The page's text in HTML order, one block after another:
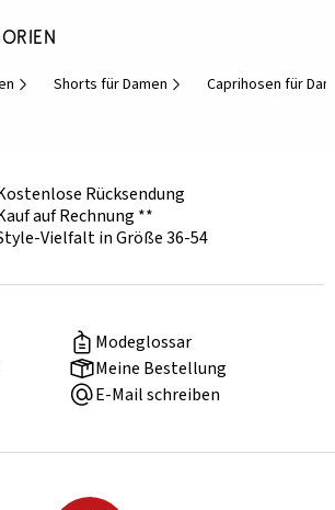
Shorts für Damen Caprihosen für
Rücksendung
auf Rechnung **
Vielfalt in Größe 36-54
Modeglossar
Meine Bestellung
E-Mail schreiben